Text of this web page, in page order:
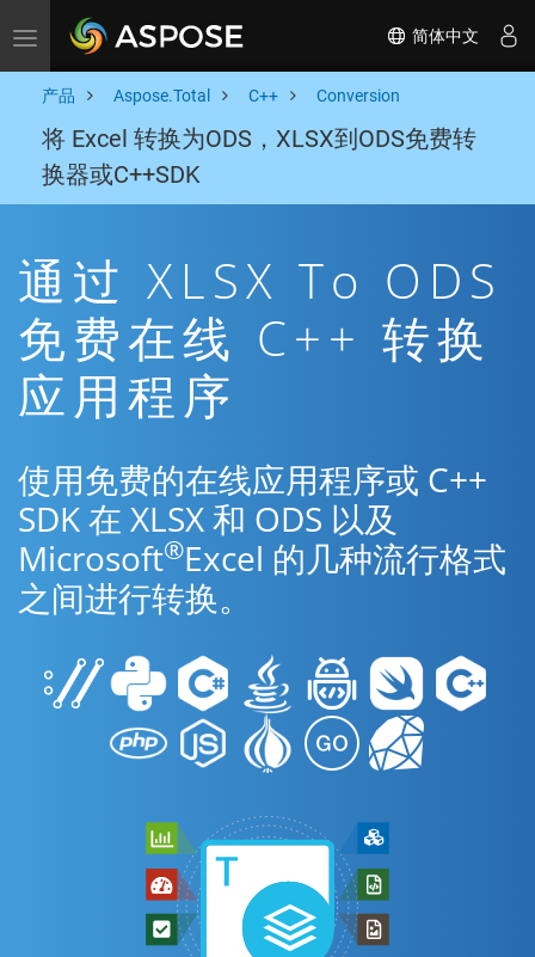
Toggle navigation 简体中文
产品 Aspose.Total C++ Conversion
将 Excel 转换为ODS，XLSX到ODS免费转
换器或C++SDK
通过 XLSX To ODS
免费在线 C++ 转换
应用程序
使用免费的在线应用程序或 C++
SDK 在 XLSX 和 ODS 以及
Microsoft®Excel 的几种流行格式
之间进行转换。